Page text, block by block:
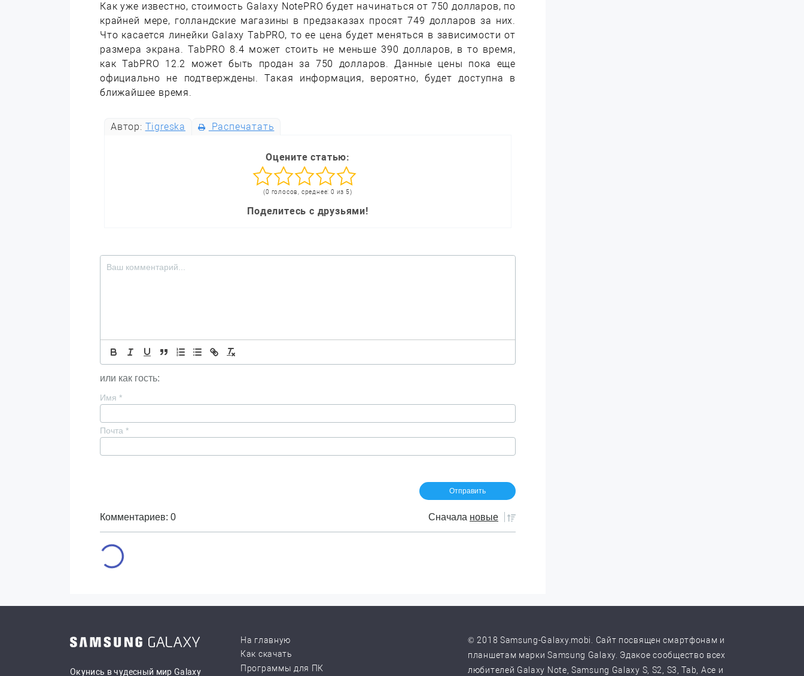
Как уже известно, стоимость Galaxy NotePRO будет начинаться от 750 долларов, по
крайней мере, голландские магазины в предзаказах просят 749 долларов за них.
Что касается линейки Galaxy TabPRO, то ее цена будет меняться в зависимости от
размера экрана. TabPRO 8.4 может стоить не меньше 390 долларов, в то время,
как TabPRO 12.2 может быть продан за 750 долларов. Данные цены пока еще
официально не подтверждены. Такая информация, вероятно, будет доступна в
ближайшее время.
Автор: Tigreska Распечатать
Оцените статью:
(0 голосов, среднее: 0 из 5)
Поделитесь с друзьями!
или как гость:
Имя *
Почта *
Комментариев: 0 Сначала новые
Окунись в чудесный мир Galaxy
На главную
Как скачать
Программы для ПК
© 2018 Samsung-Galaxy.mobi. Сайт посвящен смартфонам и
планшетам марки Samsung Galaxy. Эдакое сообщество всех
любителей Galaxy Note, Samsung Galaxy S, S2, S3, Tab, Ace и